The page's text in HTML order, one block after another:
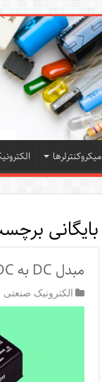
میکروکنترلرها
بایگانی
مبدل DC به DC (مدارات چاپر)
الکترونیک صنعتی